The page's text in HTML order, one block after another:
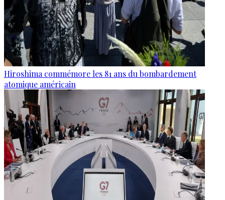
Hiroshima commémore les 81 ans du bombardement
atomique américain